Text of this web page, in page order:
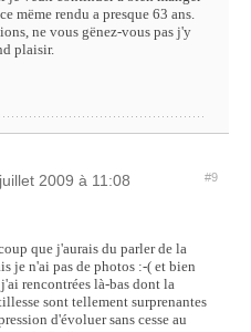
mëme rendu a presque 63 ans.
ne vous gënez-vous pas j'y
plaisir.
2009 à 11:08 #9
que j'aurais du parler de la
je n'ai pas de photos :-( et bien
rencontrées là-bas dont la
sont tellement surprenantes
d'évoluer sans cesse au